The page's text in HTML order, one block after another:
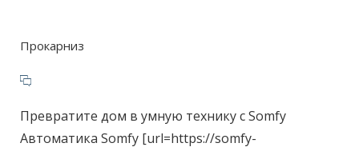
Прокарниз
Превратите дом в умную технику с Somfy
Автоматика Somfy [url=https://somfy-